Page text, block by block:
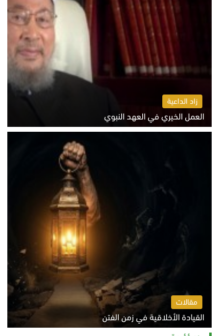
زاد الداعية
العمل الخيري في العهد النبوي
الاثنين 10 أغسطس 2026 10:55 ص
مقالات
القيادة الأخلاقية في زمن الفتن
الاثنين 10 أغسطس 2026 11:31 ص